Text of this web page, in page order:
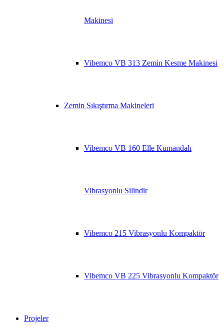
Makinesi
Vibemco VB 313 Zemin Kesme Makinesi
Zemin Sıkıştırma Makineleri
Vibemco VB 160 Elle Kumandalı
Vibrasyonlu Silindir
Vibemco 215 Vibrasyonlu Kompaktör
Vibemco VB 225 Vibrasyonlu Kompaktör
Projeler